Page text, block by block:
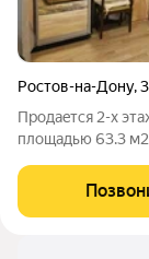
Ростов-на-Дону,
Продаeтcя 2-х
площадью 63.3 м2
качествeнно, с
peмонт, всe